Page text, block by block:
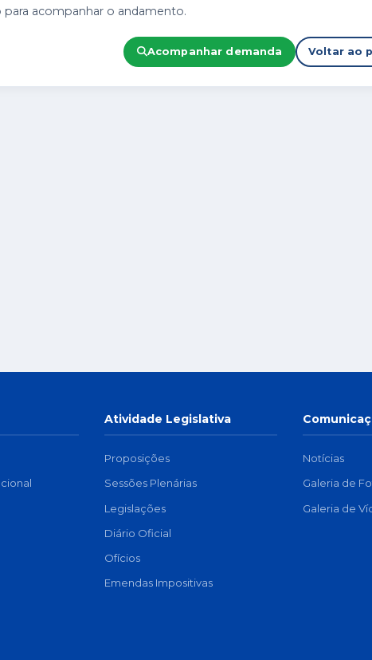
para acompanhar o andamento.
Acompanhar demanda Voltar ao
Atividade Legislativa
Proposições
Sessões Plenárias
Legislações
Diário Oficial
Ofícios
Emendas Impositivas
Notícias
Galeria de
Galeria de